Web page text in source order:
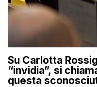
Su Carlotta
“invidia”, si
questa